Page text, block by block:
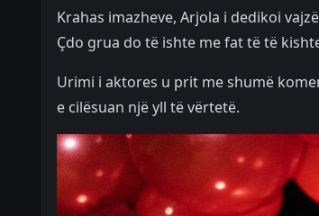
Krahas imazheve, Arjola i dedikoi
Çdo grua do të ishte me fat të të
Urimi i aktores u prit me shumë
e cilësuan një yll të vërtetë.